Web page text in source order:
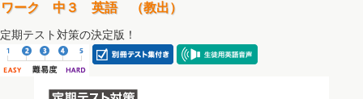
ワーク 中３ 英語 （教出）
定期テスト対策の決定版！